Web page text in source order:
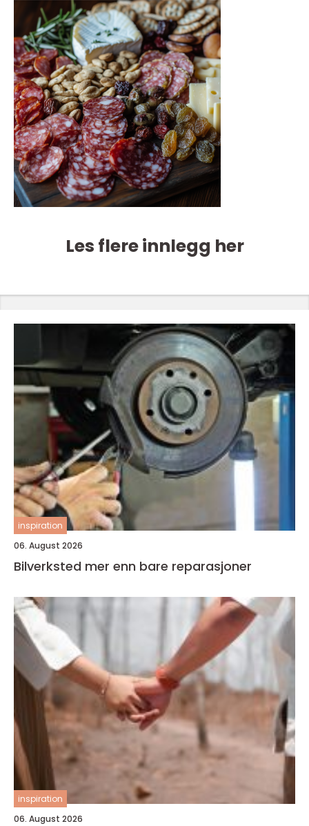
Les flere innlegg her
inspiration
06. August 2026
Bilverksted mer enn bare reparasjoner
inspiration
06. August 2026